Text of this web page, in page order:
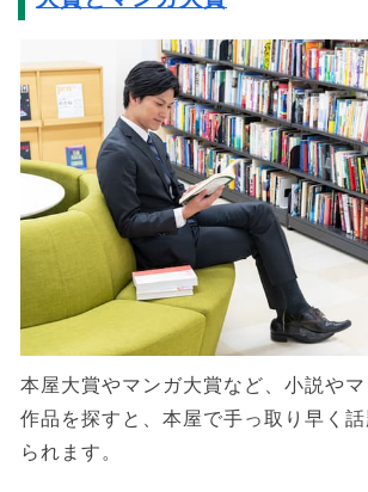
本屋大賞やマンガ大賞など、小説や
作品を探すと、本屋で手っ取り早く
られます。